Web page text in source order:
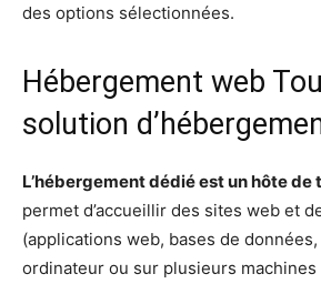
des options sélectionnées.
Hébergement web
solution
L’hébergement dédié est un hôte de
permet d’accueillir des sites web et
(applications web, bases de
ordinateur ou sur plusieurs